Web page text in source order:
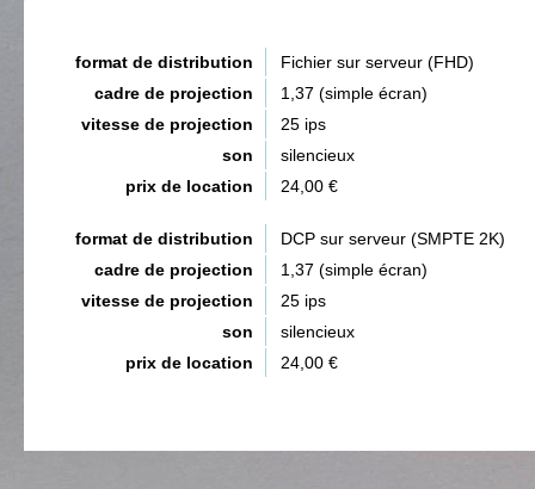
format de distribution
Fichier sur serveur (FHD)
cadre de projection
1,37 (simple écran)
vitesse de projection
25 ips
son
silencieux
prix de location
24,00 €
format de distribution
DCP sur serveur (SMPTE 2K)
cadre de projection
1,37 (simple écran)
vitesse de projection
25 ips
son
silencieux
prix de location
24,00 €